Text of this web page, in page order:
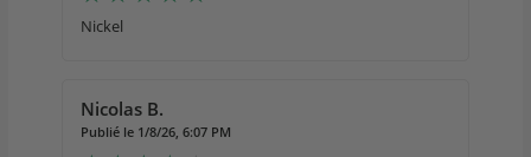
Nickel
Nicolas B.
Publié le 1/8/26, 6:07 PM